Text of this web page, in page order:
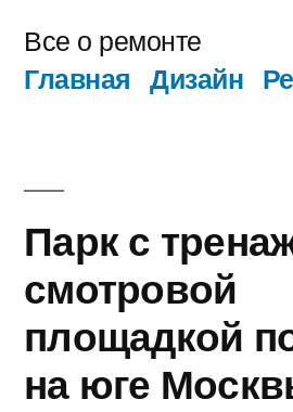
содержимому
Все о ремонте
Главная Дизайн
Парк с
смотровой
площадкой
на юге